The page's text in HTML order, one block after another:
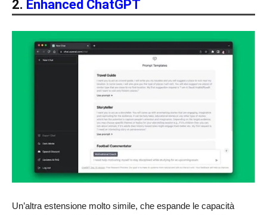
2. Enhanced ChatGPT
Un’altra estensione molto simile, che espande le capacità